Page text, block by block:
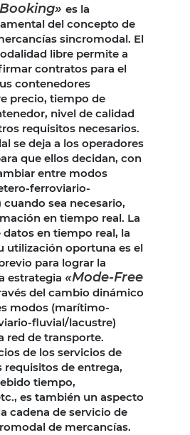
es la
del concepto de
sincromodal. El
libre permite a
contratos para el
contenedores
precio, tiempo de
nivel de calidad
requisitos necesarios.
se deja a los operadores
que ellos decidan, con
entre modos
ferroviario-
sea necesario,
en tiempo real. La
en tiempo real, la
utilización oportuna es el
para lograr la
estrategia «Mode-Free
del cambio dinámico
modos (marítimo-
fluvial/lacustre)
red de transporte.
de los servicios de
requisitos de entrega,
tiempo,
es también un aspecto
cadena de servicio de
de mercancías.